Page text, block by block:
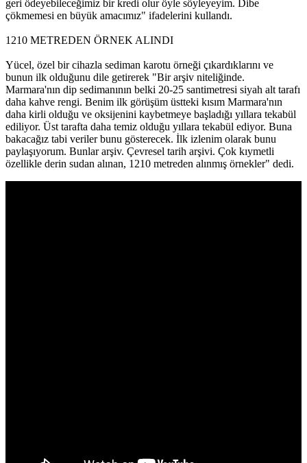
geri ödeyebileceğimiz bir kredi olur öyle söyleyeyim. Dibe
çökmemesi en büyük amacımız" ifadelerini kullandı.
1210 METREDEN ÖRNEK ALINDI
Yücel, özel bir cihazla sediman karotu örneği çıkardıklarını ve
bunun ilk olduğunu dile getirerek "Bir arşiv niteliğinde.
Marmara'nın dip sedimanının belki 20-25 santimetresi siyah alt tarafı
daha kahve rengi. Benim ilk görüşüm üstteki kısım Marmara'nın
daha kirli olduğu ve oksijenini kaybetmeye başladığı yıllara tekabül
ediliyor. Üst tarafta daha temiz olduğu yıllara tekabül ediyor. Buna
bakacağız tabi veriler bunu gösterecek. İlk izlenim olarak bunu
paylaşıyorum. Bunlar arşiv. Çevresel tarih arşivi. Çok kıymetli
özellikle derin sudan alınan, 1210 metreden alınmış örnekler" dedi.